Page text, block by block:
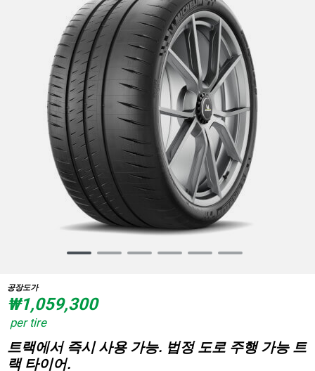
of
6
공장도가
₩1,059,300
per tire
트랙에서 즉시 사용 가능. 법정 도로 주행 가능 트
랙 타이어.